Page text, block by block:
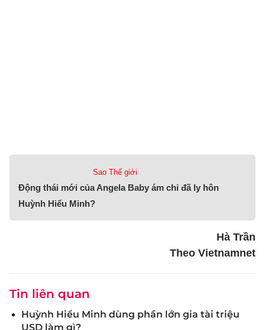
Sao Thế giới
Động thái mới của Angela Baby ám chỉ đã ly hôn
Huỳnh Hiểu Minh?
Hà Trần
Theo Vietnamnet
Tin liên quan
Huỳnh Hiểu Minh dùng phần lớn gia tài triệu
USD làm gì?